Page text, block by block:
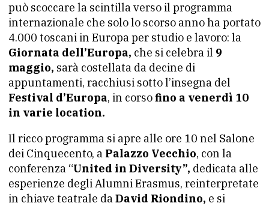
può scoccare la scintilla verso il programma
internazionale che solo lo scorso anno ha portato
4.000 toscani in Europa per studio e lavoro: la
Giornata dell’Europa, che si celebra il 9
maggio, sarà costellata da decine di
appuntamenti, racchiusi sotto l’insegna del
Festival d’Europa, in corsofino a venerdì 10
in varie location.
Il ricco programma si apre alle ore 10 nel Salone
dei Cinquecento, a Palazzo Vecchio, con la
conferenza “United in Diversity”, dedicata alle
esperienze degli Alumni Erasmus, reinterpretate
in chiave teatrale daDavid Riondino, e si